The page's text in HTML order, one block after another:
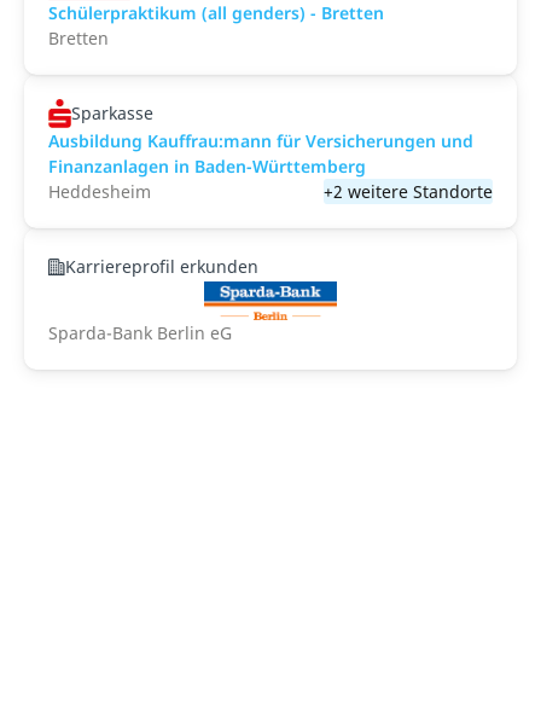
Schülerpraktikum (all genders) - Bretten
Bretten
Sparkasse
Ausbildung Kauffrau:mann für Versicherungen und
Finanzanlagen in Baden-Württemberg
Heddesheim
+2 weitere Standorte
Karriereprofil erkunden
Sparda-Bank Berlin eG